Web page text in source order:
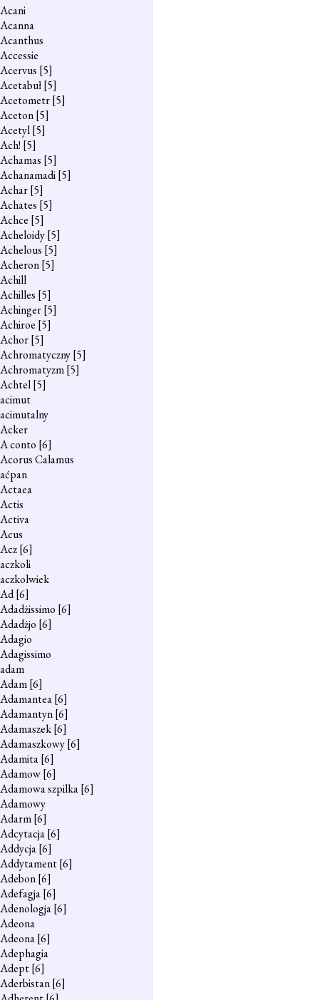
Acani
Acanna
Acanthus
Accessie
Acervus [5]
Acetabuł[5]
Acetometr[5]
Aceton[5]
Acetyl[5]
Ach! [5]
Achamas [5]
Achanamadi[5]
Achar[5]
Achates [5]
Achce [5]
Acheloidy[5]
Achelous [5]
Acheron[5]
Achill
Achilles [5]
Achinger[5]
Achiroe [5]
Achor[5]
Achromatyczny[5]
Achromatyzm[5]
Achtel[5]
acimut
acimutalny
Acker
A conto [6]
Acorus Calamus
aćpan
Actaea
Actis
Activa
Acus
Acz[6]
aczkoli
aczkolwiek
Ad[6]
Adadżissimo [6]
Adadżjo [6]
Adagio
Adagissimo
adam
Adam[6]
Adamantea[6]
Adamantyn[6]
Adamaszek[6]
Adamaszkowy[6]
Adamita[6]
Adamow[6]
Adamowa szpilka[6]
Adamowy
Adarm[6]
Adcytacja[6]
Addycja[6]
Addytament[6]
Adebon[6]
Adefagja[6]
Adenologja[6]
Adeona
Adeona[6]
Adephagia
Adept[6]
Aderbistan[6]